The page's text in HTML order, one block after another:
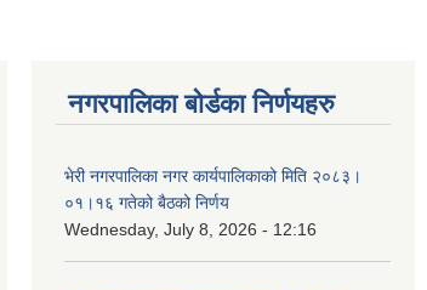
नगरपालिका बोर्डका निर्णयहरु
भेरी नगरपालिका नगर कार्यपालिकाको मिति २०८३।
०१।१६ गतेको बैठको निर्णय
Wednesday, July 8, 2026 - 12:16